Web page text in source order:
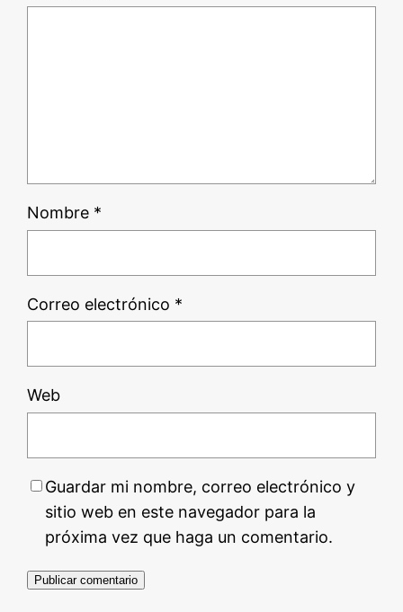
Nombre *
Correo electrónico *
Web
Guardar mi nombre, correo electrónico y
sitio web en este navegador para la
próxima vez que haga un comentario.